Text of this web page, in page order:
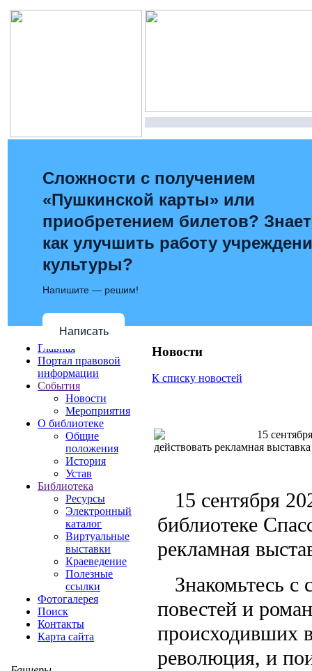
Сложности с получением
«Пушкинской карты» или
приобретением билетов?
как улучшить работу
культуры?
Напишите — решим!
Написать
Главная
Портал правовой
информации
События
Новости
Мероприятия
О библиотеке
Общие
положения
История
Устав
Библиотека
Ресурсы
Электронный
каталог
Виртуальные
выставки
Краеведение
Полезные
ссылки
Фотогалерея
Поиск
Контакты
Карта сайта
Новости
К списку новостей
15
действовать рекламная
15 сентября
библиотеке
рекламная
Знакомьтесь с
повестей и
происходивших
революция, и